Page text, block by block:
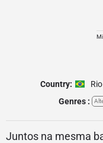
Country:
Genres :
Juntos na mesma